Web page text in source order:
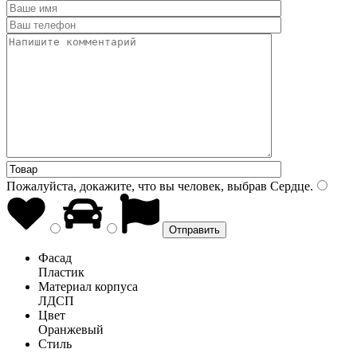
Пожалуйста, докажите, что вы человек, выбрав Сердце.
Фасад
Пластик
Материал корпуса
ЛДСП
Цвет
Оранжевый
Стиль